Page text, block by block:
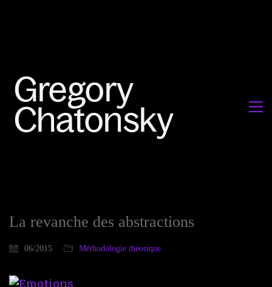
La revanche des abstractions
06/2015 Méthodologie théorique